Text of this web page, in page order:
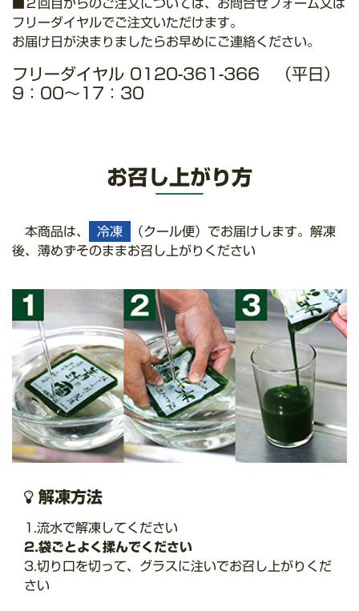
■２回目からのご注文については、お問合せフォーム又は
フリーダイヤルでご注文いただけます。
お届け日が決まりましたらお早めにご連絡ください。
フリーダイヤル 0120-361-366 （平日）
9：00～17：30
お召し上がり方
本商品は、 冷凍
（クール便）でお届けします。解凍
後、薄めずそのままお召し上がりください
解凍方法
1.流水で解凍してください
2.袋ごとよく揉んでください
3.切り口を切って、グラスに注いでお召し上がりくだ
さい